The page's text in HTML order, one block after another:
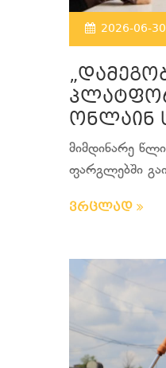
2026-06-30
ონლაინ
მიმდინარე
ფარგლებში
ვრცლად